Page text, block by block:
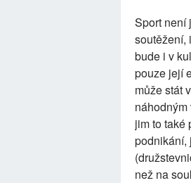
Sport není
soutěžení,
bude i v
pouze její
může stát
jim to také
podnikání,
než na